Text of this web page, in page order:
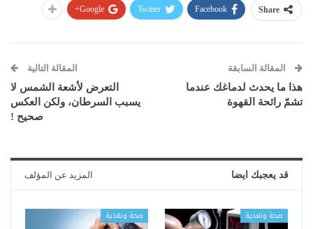
Share
Facebook
Twitter
Google+
المقالة السابقة
هذا ما يحدث لدماغك عندما
تشمّ رائحة القهوة
المقالة التالية
التعرض لأشعة الشمس لا
يسبب السرطان، ولكن العكس
صحيح !
قد يعجبك ايضا المزيد عن المؤلف
صحة وتغذية صحة وتغذية